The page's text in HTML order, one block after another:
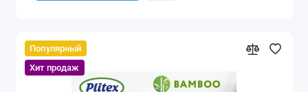
Популярный
Хит продаж